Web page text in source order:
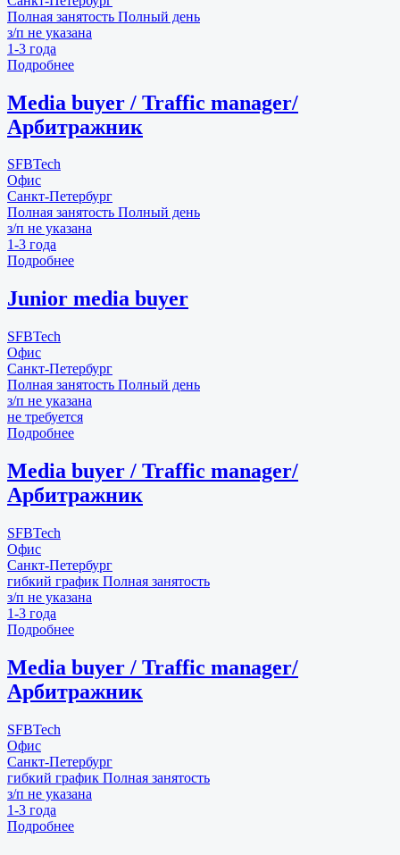
Полная занятость Полный день
з/п не указана
1-3 года
Подробнее
Media buyer / Traffic manager/
Арбитражник
SFBTech
Офис
Санкт-Петербург
Полная занятость Полный день
з/п не указана
1-3 года
Подробнее
Junior media buyer
SFBTech
Офис
Санкт-Петербург
Полная занятость Полный день
з/п не указана
не требуется
Подробнее
Media buyer / Traffic manager/
Арбитражник
SFBTech
Офис
Санкт-Петербург
гибкий график Полная занятость
з/п не указана
1-3 года
Подробнее
Media buyer / Traffic manager/
Арбитражник
SFBTech
Офис
Санкт-Петербург
гибкий график Полная занятость
з/п не указана
1-3 года
Подробнее